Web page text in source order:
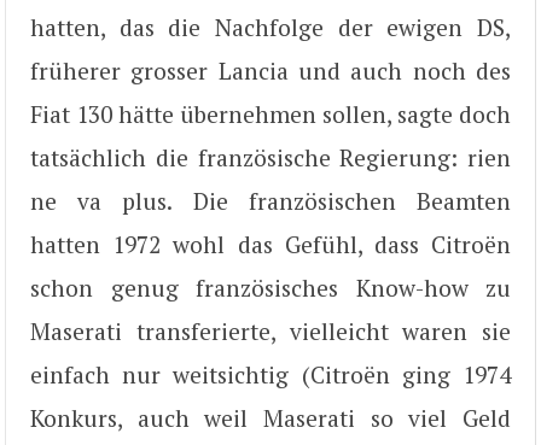
hatten, das die Nachfolge der ewigen DS,
früherer grosser Lancia und auch noch des
Fiat 130 hätte übernehmen sollen, sagte doch
tatsächlich die französische Regierung: rien
ne va plus. Die französischen Beamten
hatten 1972 wohl das Gefühl, dass Citroën
schon genug französisches Know-how zu
Maserati transferierte, vielleicht waren sie
einfach nur weitsichtig (Citroën ging 1974
Konkurs, auch weil Maserati so viel Geld